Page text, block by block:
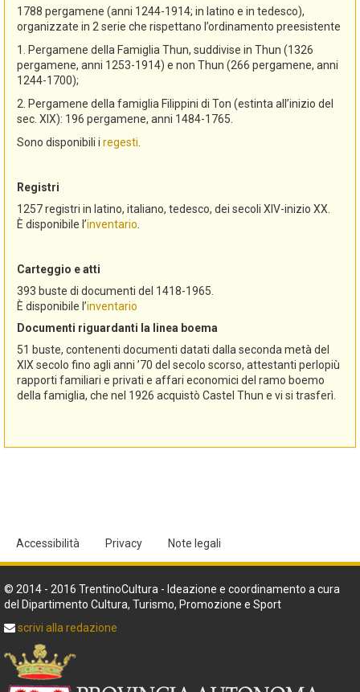
1788 pergamene (anni 1244-1914; in latino e in tedesco),
organizzate in 2 serie che rispettano l’ordinamento preesistente
1. Pergamene della Famiglia Thun, suddivise in Thun (1326
pergamene, anni 1253-1914) e non Thun (266 pergamene, anni
1244-1700);
2. Pergamene della famiglia Filippini di Ton (estinta all’inizio del
sec. XIX): 196 pergamene, anni 1484-1765.
Sono disponibili i regesti
Registri
1257 registri in latino, italiano, tedesco, dei secoli XIV-inizio XX.
È disponibile l’inventario
Carteggio e atti
393 buste di documenti del 1418-1965.
È disponibile l’inventario
Documenti riguardanti la linea boema
51 buste, contenenti documenti datati dalla seconda metà del
XIX secolo fino agli anni ’70 del secolo scorso, attestanti perlopiù
rapporti familiari e privati e affari economici del ramo boemo
della famiglia, che nel 1926 acquistò Castel Thun e vi si trasferì.
Accessibilità Privacy Note legali
© 2014 - 2016 TrentinoCultura - Ideazione e coordinamento a cura
del Dipartimento Cultura, Turismo, Promozione e Sport
scrivi alla redazione